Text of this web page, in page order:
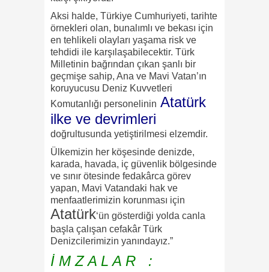
Aksi halde, Türkiye Cumhuriyeti, tarihte
örnekleri olan, bunalımlı ve bekası için
en tehlikeli olayları yaşama risk ve
tehdidi ile karşılaşabilecektir. Türk
Milletinin bağrından çıkan şanlı bir
geçmişe sahip, Ana ve Mavi Vatan’ın
koruyucusu Deniz Kuvvetleri
Komutanlığı personelinin Atatürk
ilke ve devrimleri
doğrultusunda yetiştirilmesi elzemdir.
Ülkemizin her köşesinde denizde,
karada, havada, iç güvenlik bölgesinde
ve sınır ötesinde fedakârca görev
yapan, Mavi Vatandaki hak ve
menfaatlerimizin korunması için
Atatürk‘ün gösterdiği yolda canla
başla çalışan cefakâr Türk
Denizcilerimizin yanındayız.”
İ M Z A L A R :